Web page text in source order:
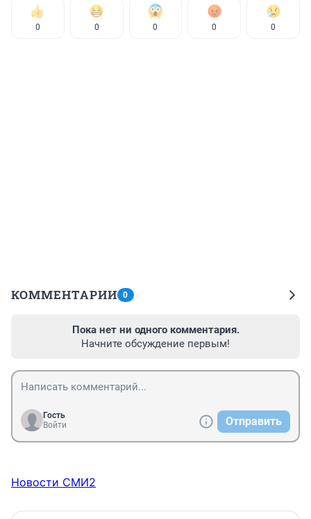
0 0 0 0 0
КОММЕНТАРИИ 0
Пока нет ни одного комментария.
Начните обсуждение первым!
Гость
Войти
Отправить
Новости СМИ2